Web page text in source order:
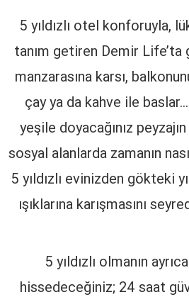
5 yıldızlı otel konforuyla,
tanım getiren Demir Life’ta
manzarasına karsı,
çay ya da kahve ile
yeşile doyacağınız
sosyal alanlarda zamanın
5 yıldızlı evinizden gökteki
ışıklarına karışmasını
5 yıldızlı olmanın
hissedeceğiniz; 24 saat